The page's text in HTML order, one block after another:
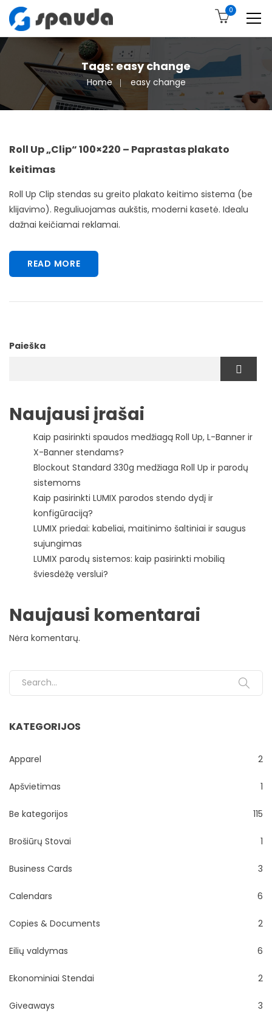
0
Tags: easy change
Home easy change
Roll Up „Clip“ 100×220 – Paprastas plakato
keitimas
Roll Up Clip stendas su greito plakato keitimo sistema (be
klijavimo). Reguliuojamas aukštis, moderni kasetė. Idealu
dažnai keičiamai reklamai.
READ MORE
Paieška
Naujausi įrašai
Kaip pasirinkti spaudos medžiagą Roll Up, L-Banner ir
X-Banner stendams?
Blockout Standard 330g medžiaga Roll Up ir parodų
sistemoms
Kaip pasirinkti LUMIX parodos stendo dydį ir
konfigūraciją?
LUMIX priedai: kabeliai, maitinimo šaltiniai ir saugus
sujungimas
LUMIX parodų sistemos: kaip pasirinkti mobilią
šviesdėžę verslui?
Naujausi komentarai
Nėra komentarų.
Search for:
KATEGORIJOS
Apparel 2
Apšvietimas 1
Be kategorijos 115
Brošiūrų Stovai 1
Business Cards 3
Calendars 6
Copies & Documents 2
Eilių valdymas 6
Ekonominiai Stendai 2
Giveaways 3